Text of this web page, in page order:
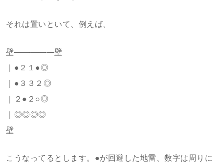
それは置いといて、例えば、
壁―――――壁
｜●２１●◎
｜●３３２◎
｜２●２○◎
｜◎◎◎◎
壁
こうなってるとします。●が回避した地雷、数字は周りに